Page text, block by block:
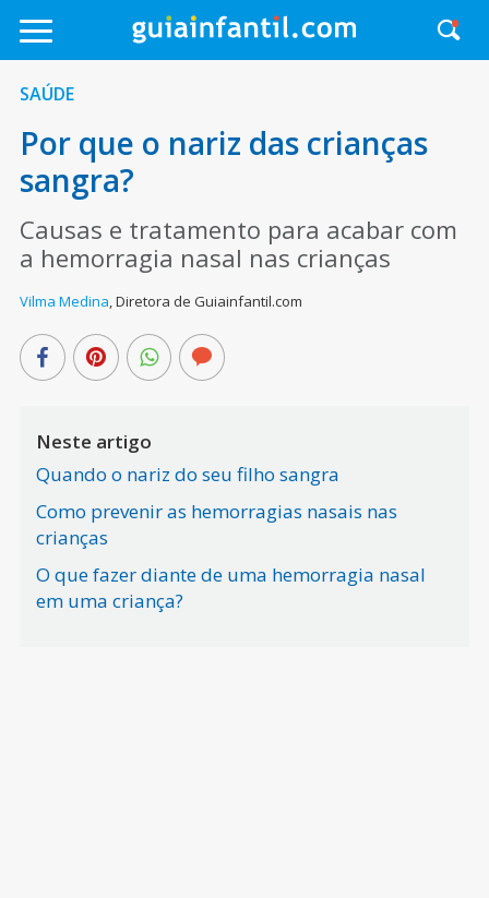
SAÚDE
Por que o nariz das crianças
sangra?
Causas e tratamento para acabar com
a hemorragia nasal nas crianças
Vilma Medina,Diretora de Guiainfantil.com
Neste artigo
Quando o nariz do seu filho sangra
Como prevenir as hemorragias nasais nas
crianças
O que fazer diante de uma hemorragia nasal
em uma criança?